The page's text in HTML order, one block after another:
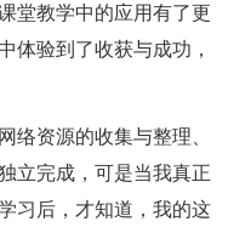
堂教学中的应用有了更
体验到了收获与成功，
络资源的收集与整理、
立完成，可是当我真正
习后，才知道，我的这